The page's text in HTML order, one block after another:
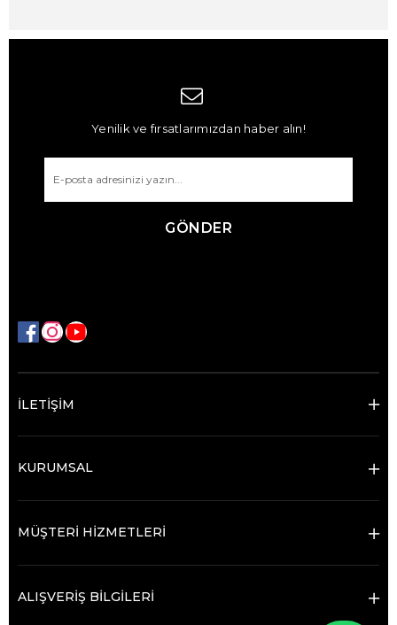
Yenilik ve fırsatlarımızdan haber alın!
GÖNDER
İLETİŞİM
KURUMSAL
MÜŞTERİ HİZMETLERİ
ALIŞVERİŞ BİLGİLERİ